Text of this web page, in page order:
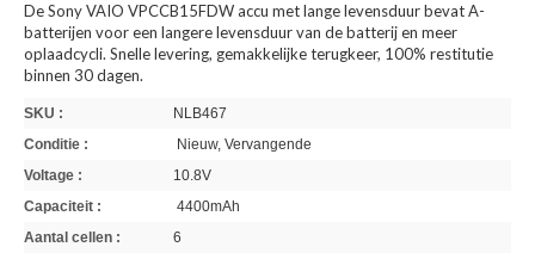
De Sony VAIO VPCCB15FDW accu met lange levensduur bevat A-
batterijen voor een langere levensduur van de batterij en meer
oplaadcycli. Snelle levering, gemakkelijke terugkeer, 100% restitutie
binnen 30 dagen.
SKU :
NLB467
Conditie :
Nieuw, Vervangende
Voltage :
10.8V
Capaciteit :
4400mAh
Aantal cellen :
6